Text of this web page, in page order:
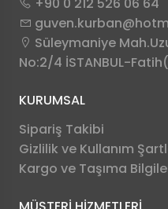
+90 0 212 526 06 64
Süleymaniye
No:2/4 İSTANBUL-
KURUMSAL
Sipariş Takibi
Gizlilik ve Kullanım
Kargo ve Taşıma